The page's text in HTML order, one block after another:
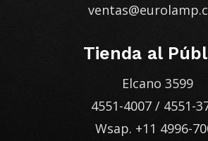
Tienda al
Elcano 3599
4551-4007 / 4551-
Wsap. +11 4996-